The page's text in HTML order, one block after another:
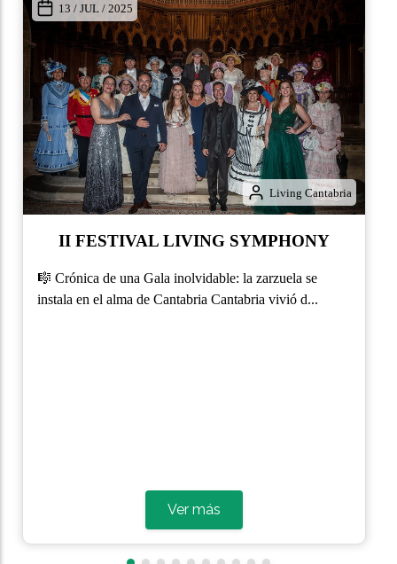
13 / JUL / 2025
Living Cantabria
II FESTIVAL LIVING SYMPHONY
🎼 Crónica de una Gala inolvidable: la zarzuela se
instala en el alma de Cantabria Cantabria vivió d...
Ver más